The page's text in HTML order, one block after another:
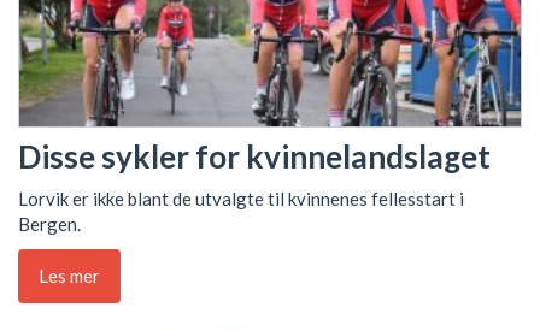
Disse sykler for kvinnelandslaget
Lorvik er ikke blant de utvalgte til kvinnenes fellesstart i
Bergen.
Les mer